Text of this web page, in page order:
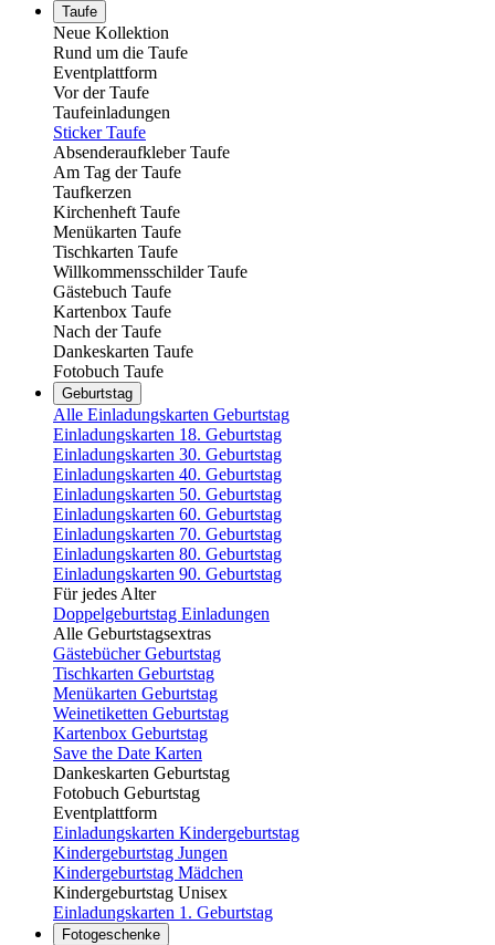
Taufe
Neue Kollektion
Rund um die Taufe
Eventplattform
Vor der Taufe
Taufeinladungen
Sticker Taufe
Absenderaufkleber Taufe
Am Tag der Taufe
Taufkerzen
Kirchenheft Taufe
Menükarten Taufe
Tischkarten Taufe
Willkommensschilder Taufe
Gästebuch Taufe
Kartenbox Taufe
Nach der Taufe
Dankeskarten Taufe
Fotobuch Taufe
Geburtstag
Alle Einladungskarten Geburtstag
Einladungskarten 18. Geburtstag
Einladungskarten 30. Geburtstag
Einladungskarten 40. Geburtstag
Einladungskarten 50. Geburtstag
Einladungskarten 60. Geburtstag
Einladungskarten 70. Geburtstag
Einladungskarten 80. Geburtstag
Einladungskarten 90. Geburtstag
Für jedes Alter
Doppelgeburtstag Einladungen
Alle Geburtstagsextras
Gästebücher Geburtstag
Tischkarten Geburtstag
Menükarten Geburtstag
Weinetiketten Geburtstag
Kartenbox Geburtstag
Save the Date Karten
Dankeskarten Geburtstag
Fotobuch Geburtstag
Eventplattform
Einladungskarten Kindergeburtstag
Kindergeburtstag Jungen
Kindergeburtstag Mädchen
Kindergeburtstag Unisex
Einladungskarten 1. Geburtstag
Fotogeschenke